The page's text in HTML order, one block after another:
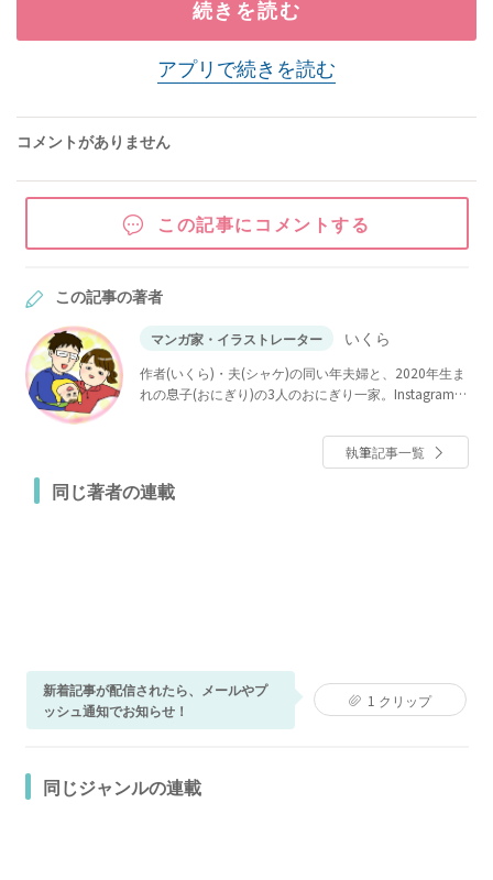
続きを読む
アプリで続きを読む
コメントがありません
この記事にコメントする
この記事の著者
マンガ家・イラストレーター いくら
作者(いくら)・夫(シャケ)の同い年夫婦と、2020年生ま
れの息子(おにぎり)の3人のおにぎり一家。Instagramで
執筆記事一覧
同じ著者の連載
新着記事が配信されたら、メールやプ
ッシュ通知でお知らせ！
1 クリップ
同じジャンルの連載